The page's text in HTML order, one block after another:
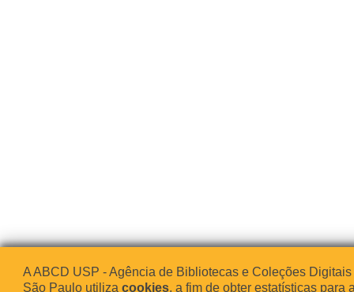
A ABCD USP - Agência de Bibliotecas e Coleções
São Paulo utiliza cookies, a fim de obter estatísticas para